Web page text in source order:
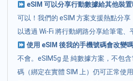
eSIM 可以分享行動數據給其他裝置
可以！我們的 eSIM 方案支援熱點分
以透過 Wi-Fi 將行動網路分享給筆電、
使用 eSIM 後我的手機號碼會改變
不會。eSIM5g 是 純數據方案，不包
碼（綁定在實體 SIM 上）仍可正常使用